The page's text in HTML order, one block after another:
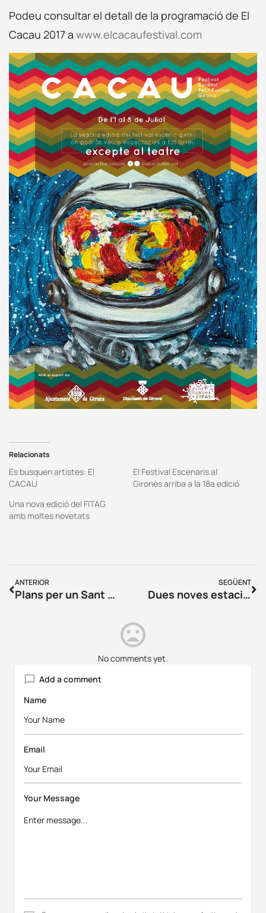
Podeu consultar el detall de la programació de El
Cacau 2017 a www.elcacaufestival.com
Relacionats
Es busquen artistes: El
CACAU
El Festival Escenaris al
Gironès arriba a la 18a edició
Una nova edició del FITAG
amb moltes novetats
ANTERIOR
Plans per un Sant Joan màgic a Girona
SEGÜENT
Dues noves estacions de tren a Girona. On? Com? Quan?
No comments yet.
Add a comment
Name
Email
Your Message